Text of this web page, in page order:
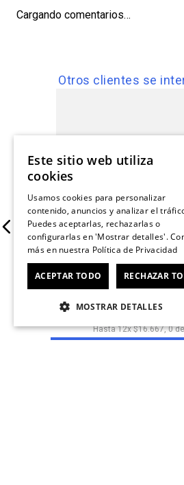
Cargando comentarios…
Otros clientes se
Gift Card
$200.000
Hasta12x$16.667,0
Este sitio web utiliza
cookies
Usamos cookies para personalizar
contenido, anuncios y analizar el
Puedes aceptarlas, rechazarlas o
configurarlas en 'Mostrar detalles'.
más en nuestra Política de Privacidad
ACEPTAR TODO RECHAZAR
MOSTRAR DETALLES